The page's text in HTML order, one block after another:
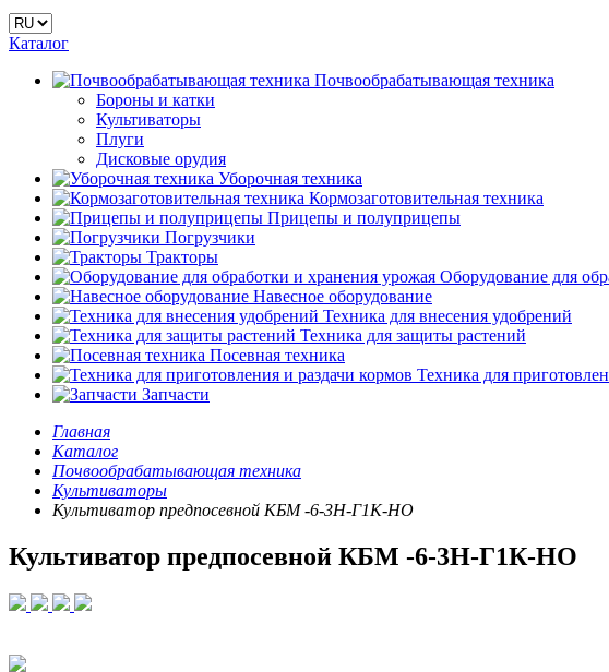
Каталог
Почвообрабатывающая техника
Бороны и катки
Культиваторы
Плуги
Дисковые орудия
Уборочная техника
Кормозаготовительная техника
Прицепы и полуприцепы
Погрузчики
Тракторы
Оборудование для
Навесное оборудование
Техника для внесения удобрений
Техника для защиты растений
Посевная техника
Техника для
Запчасти
Главная
Каталог
Почвообрабатывающая техника
Культиваторы
Культиватор предпосевной КБМ -6-3Н-Г1К-НО
Культиватор предпосевной КБМ -6-3Н-Г1К-НО